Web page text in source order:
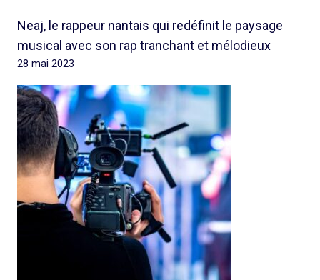
Neaj, le rappeur nantais qui redéfinit le paysage
musical avec son rap tranchant et mélodieux
28 mai 2023